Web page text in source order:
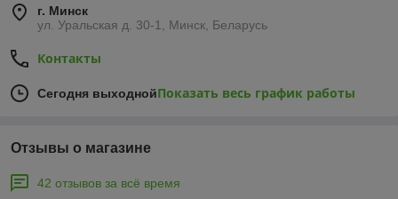
г. Минск
ул. Уральская д. 30-1, Минск, Беларусь
Контакты
Сегодня выходнойПоказать весь график работы
Отзывы о магазине
42 отзывов за всё время